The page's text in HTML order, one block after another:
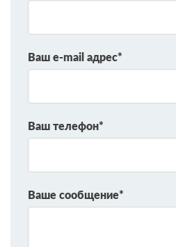
Ваш e-mail адрес*
Ваш телефон*
Ваше сообщение*